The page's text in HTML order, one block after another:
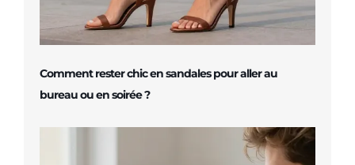
Comment rester chic en sandales pour aller au
bureau ou en soirée ?